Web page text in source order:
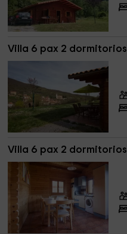
Villa 6 pax 2 dormitorios
Villa 6 pax 2